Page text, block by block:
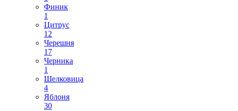
Финик
1
Цитрус
12
Черешня
17
Черника
1
Шелковица
4
Яблоня
30